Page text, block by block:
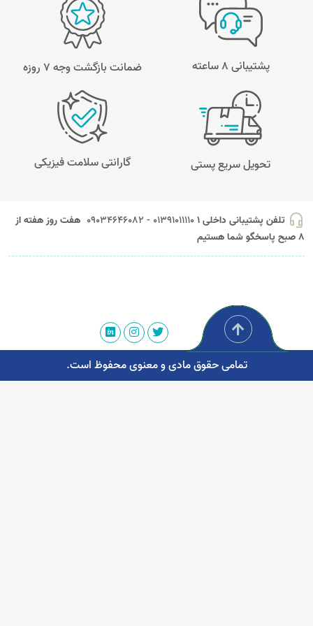
پشتیبانی 8 ساعته ضمانت بازگشت وجه ۷ روزه
تحویل سریع پستی گارانتی سلامت فیزیکی
headset_mic تلفن پشتیبانی داخلی 1 01391011110 - 09034646082
هفت روز هفته از
8 صبح پاسخگو شما هستیم
تمامی حقوق مادی و معنوی محفوظ است.